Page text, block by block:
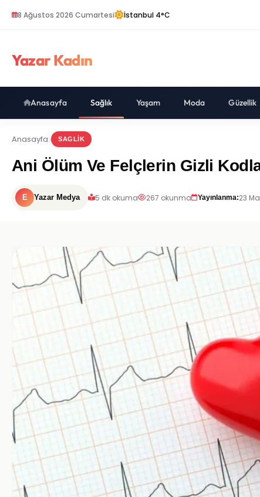
8 Ağustos 2026 Cumartesi İstanbul 4°C
Yazar Kadın
Anasayfa Sağlık Yaşam Moda Güzellik
Anasayfa SAGLIK
Ani Ölüm Ve Felçlerin Gizli
E Yazar Medya 5 dk okuma 267 okunma Yayınlanma:23